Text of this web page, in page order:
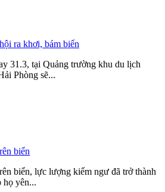
ra khơi, bám biển
31.3, tại Quảng trường khu du lịch
Phòng sẽ...
biển
biển, lực lượng kiểm ngư đã trở thành
họ yên...